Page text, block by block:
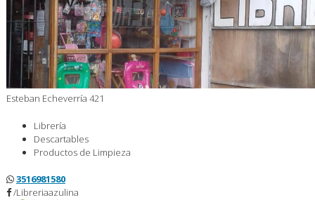
Esteban Echeverría 421
Librería
Descartables
Productos de Limpieza
3516981580
/Libreriaazulina